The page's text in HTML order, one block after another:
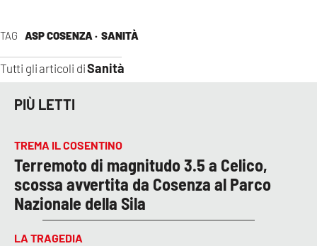
TAG ASP COSENZA · SANITÀ
Tutti gli articoli diSanità
PIÙ LETTI
TREMA IL COSENTINO
Terremoto di magnitudo 3.5 a Celico,
scossa avvertita da Cosenza al Parco
Nazionale della Sila
LA TRAGEDIA